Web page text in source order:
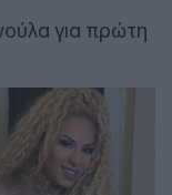
για πρώτη